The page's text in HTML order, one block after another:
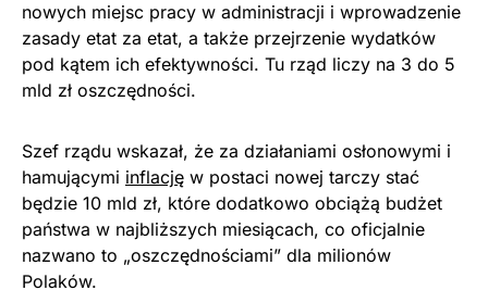
nowych miejsc pracy w administracji i wprowadzenie
zasady etat za etat, a także przejrzenie wydatków
pod kątem ich efektywności. Tu rząd liczy na 3 do 5
mld zł oszczędności.
Szef rządu wskazał, że za działaniami osłonowymi i
hamującymi inflację w postaci nowej tarczy stać
będzie 10 mld zł, które dodatkowo obciążą budżet
państwa w najbliższych miesiącach, co oficjalnie
nazwano to „oszczędnościami” dla milionów
Polaków.